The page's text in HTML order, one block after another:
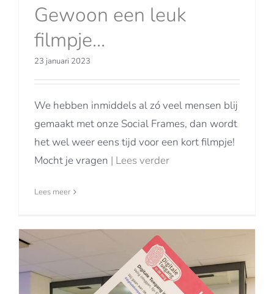
Gewoon een leuk
filmpje…
23 januari 2023
We hebben inmiddels al zó veel mensen blij
gemaakt met onze Social Frames, dan wordt
het wel weer eens tijd voor een kort filmpje!
Mocht je vragen | Lees verder
Lees meer